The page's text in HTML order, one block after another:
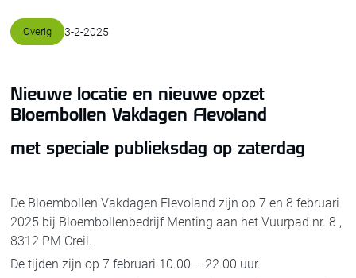
Overig 3-2-2025
Nieuwe locatie en nieuwe opzet
Bloembollen Vakdagen Flevoland
met speciale publieksdag op zaterdag
De Bloembollen Vakdagen Flevoland zijn op 7 en 8 februari
2025 bij Bloembollenbedrijf Menting aan het Vuurpad nr. 8 ,
8312 PM Creil.
De tijden zijn op 7 februari 10.00 – 22.00 uur.